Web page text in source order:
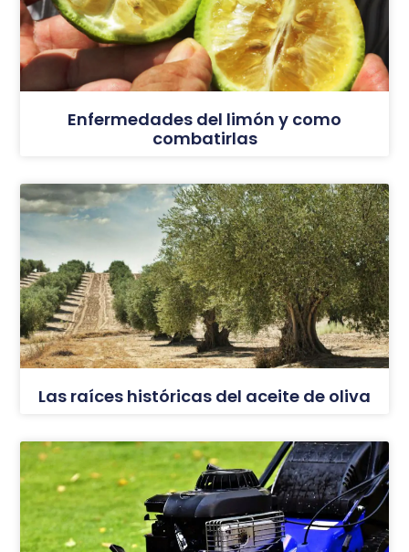
Enfermedades del limón y como
combatirlas
Las raíces históricas del aceite de oliva